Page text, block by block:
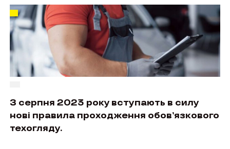
З серпня 2023 року вступають в силу
нові правила проходження обов’язкового
техогляду.